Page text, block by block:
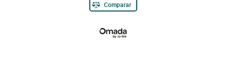
Comparar